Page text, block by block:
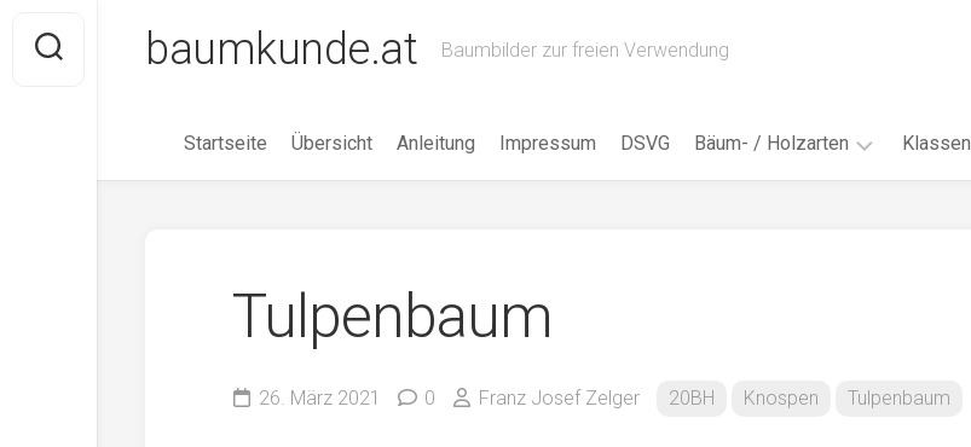
content
baumkunde.at Baumbilder zur freien Verwendung
Startseite Übersicht Anleitung Impressum DSVG Bäum- / Holzarten Klassen
Tulpenbaum
26. März 2021 0 Franz Josef Zelger 20BH Knospen Tulpenbaum